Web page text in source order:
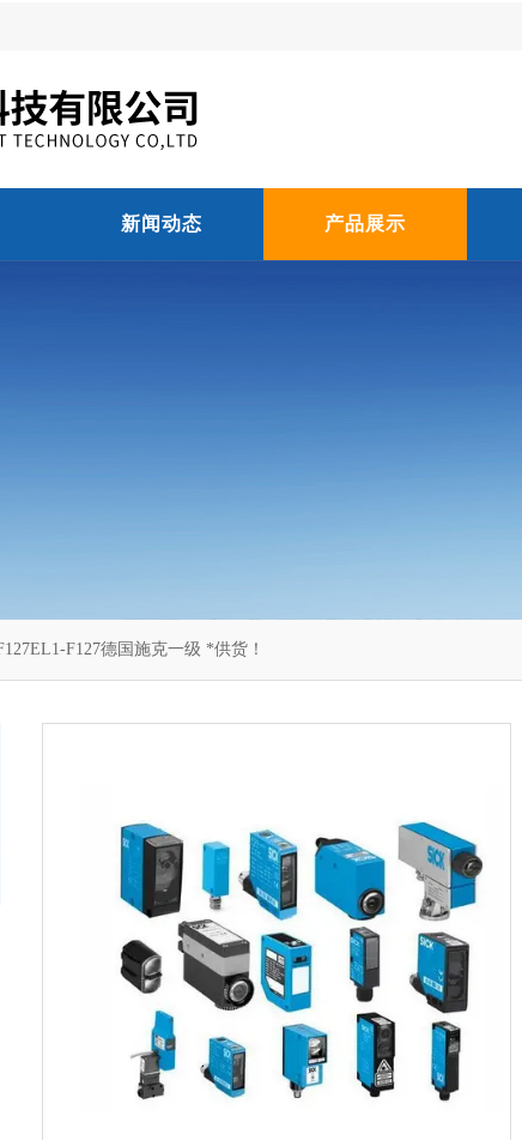
新闻动态 产品展示
F127德国施克一级 *供货！